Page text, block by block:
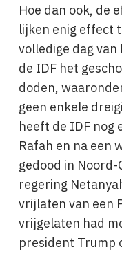
Hoe dan ook, de
lijken enig effect
volledige dag
de IDF het
doden,
geen enkele
heeft de IDF nog
Rafah en na een
gedood in
regering
vrijlaten van een
vrijgelaten had
president Trump